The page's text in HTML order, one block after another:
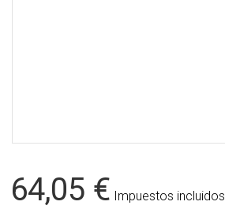
64,05 € Impuestos incluidos